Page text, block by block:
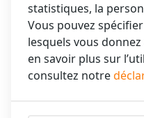
statistiques, la
Vous pouvez
lesquels vous
en savoir plus sur
consultez notre